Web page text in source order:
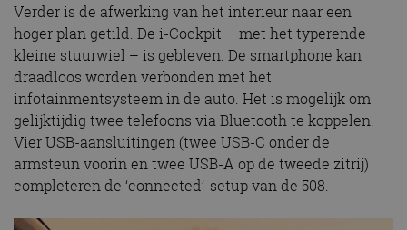
Verder is de afwerking van het interieur naar een
hoger plan getild. De i-Cockpit – met het typerende
kleine stuurwiel – is gebleven. De smartphone kan
draadloos worden verbonden met het
infotainmentsysteem in de auto. Het is mogelijk om
gelijktijdig twee telefoons via Bluetooth te koppelen.
Vier USB-aansluitingen (twee USB-C onder de
armsteun voorin en twee USB-A op de tweede zitrij)
completeren de ‘connected’-setup van de 508.